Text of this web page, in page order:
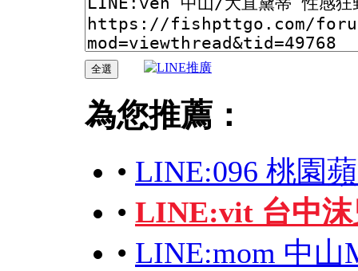
為您推薦：
• LINE:096 桃園
• LINE:vit 台中沫
• LINE:mom 中山